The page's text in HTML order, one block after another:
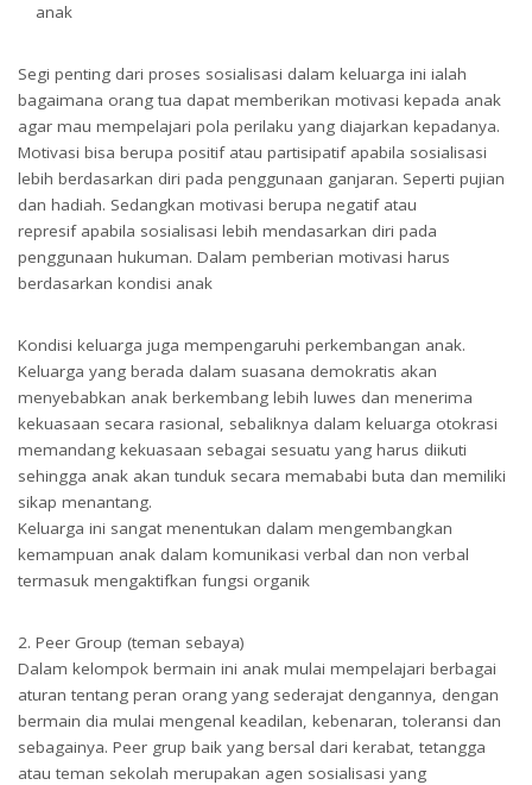
anak
Segi penting dari proses sosialisasi dalam keluarga ini ialah
bagaimana orang tua dapat memberikan motivasi kepada anak
agar mau mempelajari pola perilaku yang diajarkan kepadanya.
Motivasi bisa berupa positif atau partisipatif apabila sosialisasi
lebih berdasarkan diri pada penggunaan ganjaran. Seperti pujian
dan hadiah. Sedangkan motivasi berupa negatif atau
represif apabila sosialisasi lebih mendasarkan diri pada
penggunaan hukuman. Dalam pemberian motivasi harus
berdasarkan kondisi anak
Kondisi keluarga juga mempengaruhi perkembangan anak.
Keluarga yang berada dalam suasana demokratis akan
menyebabkan anak berkembang lebih luwes dan menerima
kekuasaan secara rasional, sebaliknya dalam keluarga otokrasi
memandang kekuasaan sebagai sesuatu yang harus diikuti
sehingga anak akan tunduk secara memababi buta dan memiliki
sikap menantang.
Keluarga ini sangat menentukan dalam mengembangkan
kemampuan anak dalam komunikasi verbal dan non verbal
termasuk mengaktifkan fungsi organik
2. Peer Group (teman sebaya)
Dalam kelompok bermain ini anak mulai mempelajari berbagai
aturan tentang peran orang yang sederajat dengannya, dengan
bermain dia mulai mengenal keadilan, kebenaran, toleransi dan
sebagainya. Peer grup baik yang bersal dari kerabat, tetangga
atau teman sekolah merupakan agen sosialisasi yang